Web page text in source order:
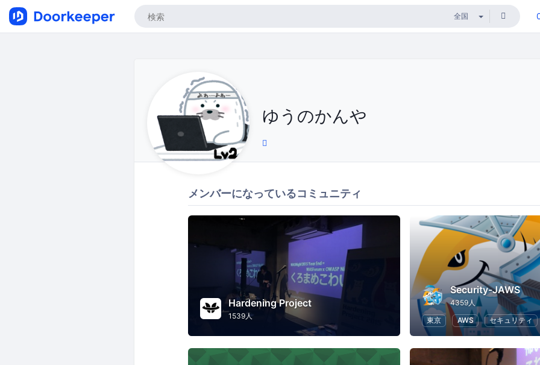
ゆうのかんや
メンバーになっているコミュニティ
Hardening Project
1539人
Security-JAWS
4359人
東京
AWS セキュリティ